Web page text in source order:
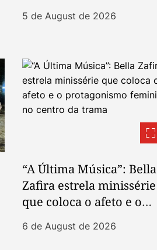
5 de August de 2026
“A Última Música”: Bella
Zafira estrela minissérie
que coloca o afeto e o
no centro da trama
6 de August de 2026